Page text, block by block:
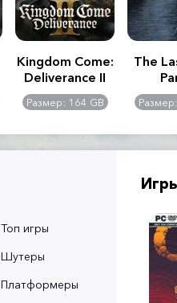
Kingdom Come:
Deliverance II
Размер: 164 GB
The
Топ игры
Шутеры
Платформеры